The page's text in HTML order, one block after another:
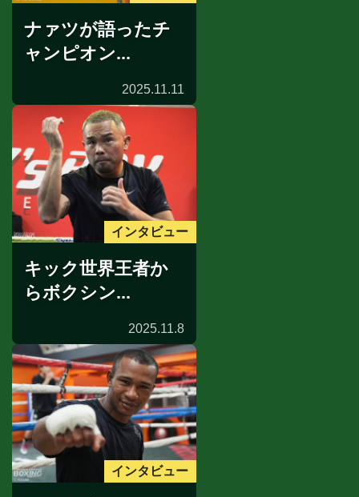
ナァツが語ったチ
ャンピオン...
2025.11.11
インタビュー
キック世界王者か
らボクシン...
2025.11.8
インタビュー